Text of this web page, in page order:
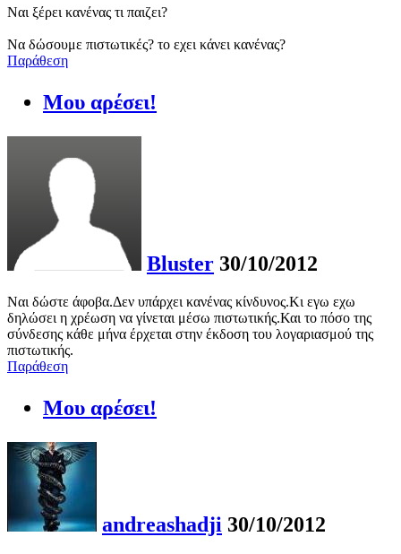
Ναι ξέρει κανένας τι παιζει?
Να δώσουμε πιστωτικές? το εχει κάνει κανένας?
Παράθεση
Μου αρέσει!
Bluster 30/10/2012
Ναι δώστε άφοβα.Δεν υπάρχει κανένας κίνδυνος.Κι εγω εχω
δηλώσει η χρέωση να γίνεται μέσω πιστωτικής.Και το πόσο της
σύνδεσης κάθε μήνα έρχεται στην έκδοση του λογαριασμού της
πιστωτικής.
Παράθεση
Μου αρέσει!
andreashadji 30/10/2012